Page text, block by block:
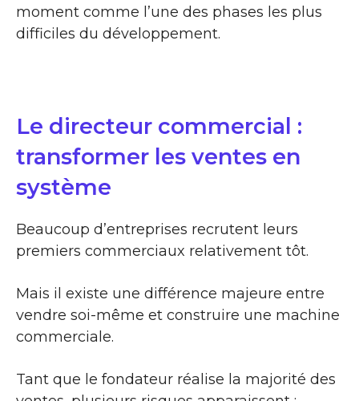
moment comme l’une des phases les plus
difficiles du développement.
Le directeur commercial :
transformer les ventes en
système
Beaucoup d’entreprises recrutent leurs
premiers commerciaux relativement tôt.
Mais il existe une différence majeure entre
vendre soi-même et construire une machine
commerciale.
Tant que le fondateur réalise la majorité des